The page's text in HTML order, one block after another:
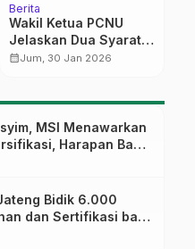
Berita
Wakil Ketua PCNU
Jelaskan Dua Syarat
Mutlak Suksenya
calendar_monthJum, 30 Jan 2026
MSI Menawarkan
Harapan Baru
Bidik 6.000
dan Sertifikasi bagi